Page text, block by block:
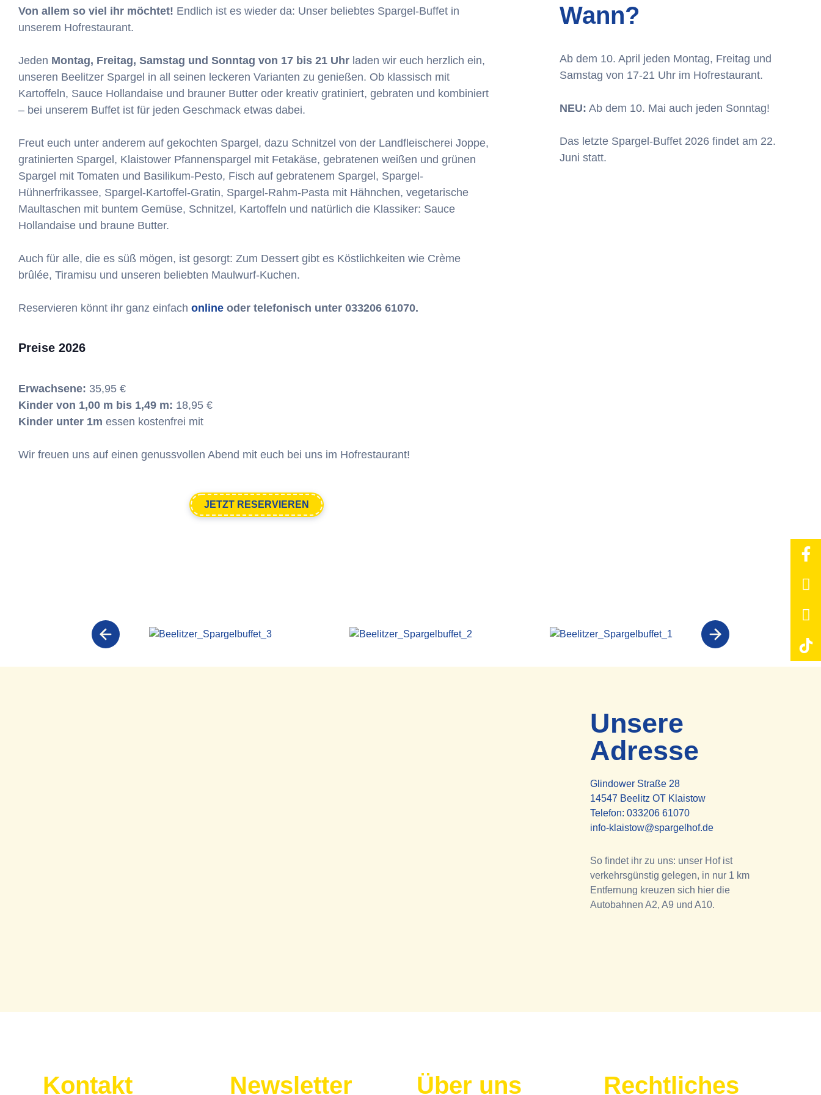
Von allem so viel ihr möchtet! Endlich ist es wieder da: Unser beliebtes Spargel-Buffet in
unserem Hofrestaurant.
Jeden Montag, Freitag, Samstag und Sonntag von 17 bis 21 Uhr laden wir euch herzlich ein,
unseren Beelitzer Spargel in all seinen leckeren Varianten zu genießen. Ob klassisch mit
Kartoffeln, Sauce Hollandaise und brauner Butter oder kreativ gratiniert, gebraten und kombiniert
– bei unserem Buffet ist für jeden Geschmack etwas dabei.
Freut euch unter anderem auf gekochten Spargel, dazu Schnitzel von der Landfleischerei Joppe,
gratinierten Spargel, Klaistower Pfannenspargel mit Fetakäse, gebratenen weißen und grünen
Spargel mit Tomaten und Basilikum-Pesto, Fisch auf gebratenem Spargel, Spargel-
Hühnerfrikassee, Spargel-Kartoffel-Gratin, Spargel-Rahm-Pasta mit Hähnchen, vegetarische
Maultaschen mit buntem Gemüse, Schnitzel, Kartoffeln und natürlich die Klassiker: Sauce
Hollandaise und braune Butter.
Auch für alle, die es süß mögen, ist gesorgt: Zum Dessert gibt es Köstlichkeiten wie Crème
brûlée, Tiramisu und unseren beliebten Maulwurf-Kuchen.
Reservieren könnt ihr ganz einfach online oder telefonisch unter 033206 61070.
Preise 2026
Erwachsene: 35,95 €
Kinder von 1,00 m bis 1,49 m: 18,95 €
Kinder unter 1m essen kostenfrei mit
Wir freuen uns auf einen genussvollen Abend mit euch bei uns im Hofrestaurant!
JETZT RESERVIEREN
Wann?
Ab dem 10. April jeden Montag, Freitag und
Samstag von 17-21 Uhr im Hofrestaurant.
NEU: Ab dem 10. Mai auch jeden Sonntag!
Das letzte Spargel-Buffet 2026 findet am 22.
Juni statt.
Unsere
Adresse
Glindower Straße 28
14547 Beelitz OT Klaistow
Telefon: 033206 61070
info-klaistow@spargelhof.de
So findet ihr zu uns: unser Hof ist
verkehrsgünstig gelegen, in nur 1 km
Entfernung kreuzen sich hier die
Autobahnen A2, A9 und A10.
Kontakt Newsletter Über uns Rechtliches